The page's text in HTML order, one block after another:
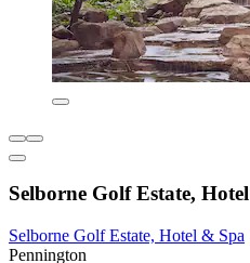
Selborne Golf Estate,
Selborne Golf Estate, Hotel & Spa
Pennington